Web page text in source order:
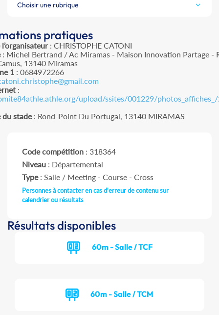
Choisir une rubrique
pratiques
: CHRISTOPHE CATONI
: Michel Bertrand / Ac Miramas - Maison Innovation Partage -
13140 Miramas
1: 0684972266
:
upload/ssites/001229/
du stade: Rond-Point Du Portugal, 13140 MIRAMAS
Code compétition : 318364
Niveau : Départemental
Type: Salle / Meeting - Course - Cross
Personnes à contacter en cas d'erreur de contenu sur
calendrier ou résultats
Résultats disponibles
60m - Salle / TCF
60m - Salle / TCM